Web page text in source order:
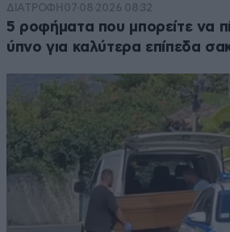
ΔΙΑΤΡΟΦΗ 07·08·2026 08:32
5 ροφήματα που μπορείτε να
ύπνο για καλύτερα επίπεδα